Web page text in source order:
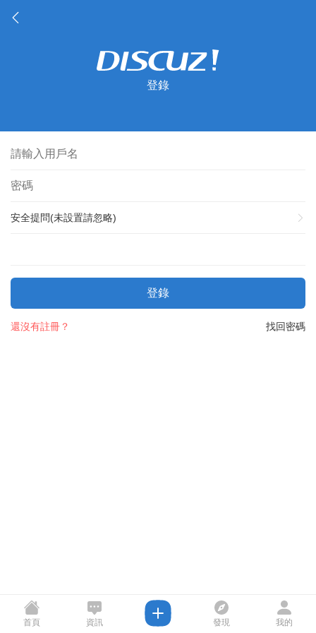
登錄
安全提問(未設置請忽略)
登錄
找回密碼
還沒有註冊？
首頁 資訊 發現 我的